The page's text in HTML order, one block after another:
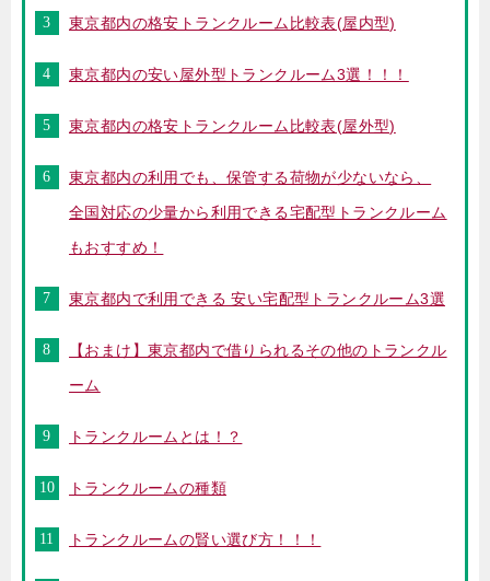
東京都内の格安トランクルーム比較表(屋内型)
東京都内の安い屋外型トランクルーム3選！！！
東京都内の格安トランクルーム比較表(屋外型)
東京都内の利用でも、保管する荷物が少ないなら、
全国対応の少量から利用できる宅配型トランクルーム
もおすすめ！
東京都内で利用できる 安い宅配型トランクルーム3選
【おまけ】東京都内で借りられるその他のトランクル
ーム
トランクルームとは！？
トランクルームの種類
トランクルームの賢い選び方！！！